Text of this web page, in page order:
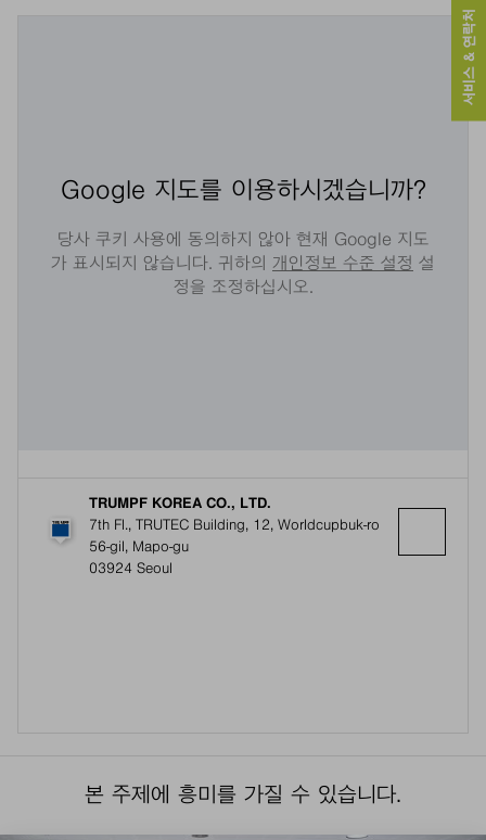
Google 지도를 이용하시겠습니까?
당사 쿠키 사용에 동의하지 않아 현재 Google 지도
가 표시되지 않습니다. 귀하의 개인정보 수준 설정 설
정을 조정하십시오.
TRUMPF KOREA CO., LTD.
7th Fl., TRUTEC Building, 12, Worldcupbuk-ro
56-gil, Mapo-gu
03924 Seoul
본 주제에 흥미를 가질 수 있습니다.
서비스 & 연락처